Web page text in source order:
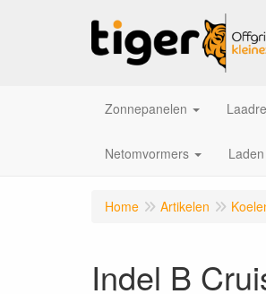
Zonnepanelen
Netomvormers
Home Artikelen
Indel B